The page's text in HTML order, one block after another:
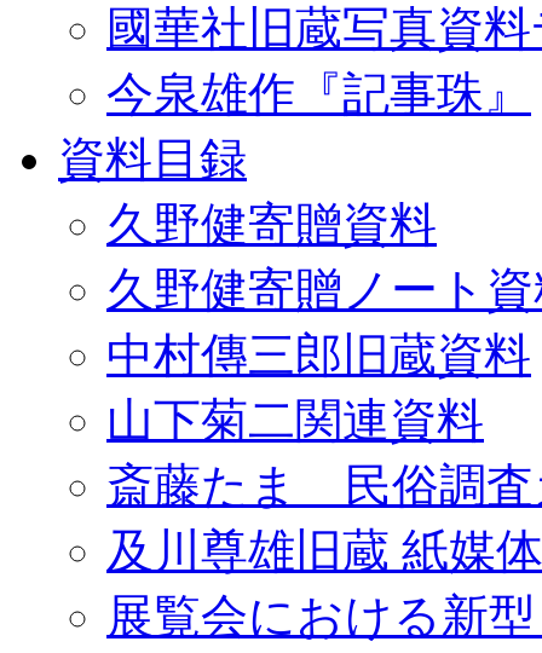
國華社旧蔵写真資
今泉雄作『記事珠』
資料目録
久野健寄贈資料
久野健寄贈ノート
中村傳三郎旧蔵資料
山下菊二関連資料
斎藤たま 民俗調査
及川尊雄旧蔵 紙媒
展覧会における新